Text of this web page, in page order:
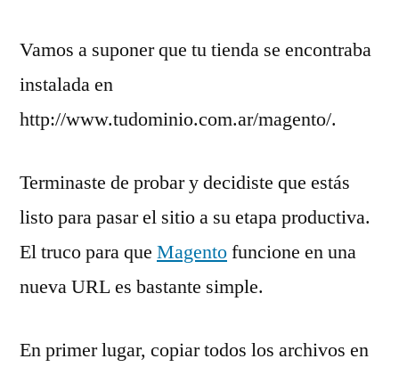
Vamos a suponer que tu tienda se encontraba
instalada en
http://www.tudominio.com.ar/magento/.
Terminaste de probar y decidiste que estás
listo para pasar el sitio a su etapa productiva.
El truco para que Magentofuncione en una
nueva URL es bastante simple.
En primer lugar, copiar todos los archivos en